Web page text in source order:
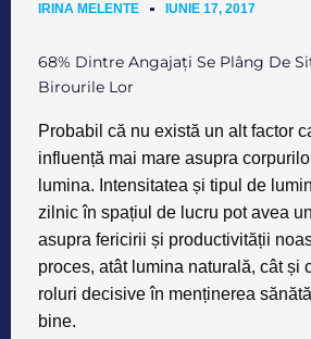
IRINA MELENTE IUNIE 17, 2017
68% Dintre Angajați Se Plâng De
Birourile Lor
Probabil că nu există un alt factor
influență mai mare asupra
lumina. Intensitatea și tipul de
zilnic în spațiul de lucru pot avea
asupra fericirii și productivității
proces, atât lumina naturală, cât și
roluri decisive în menținerea
bine.